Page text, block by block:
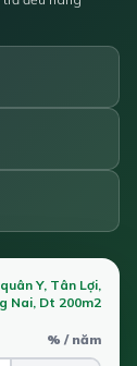
Y, Tân Lợi,
Nai, Dt 200m2
% / năm